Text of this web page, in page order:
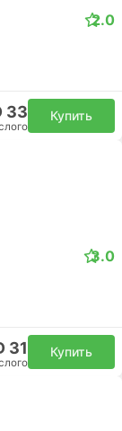
2.0
33 Купить
3.0
31 Купить